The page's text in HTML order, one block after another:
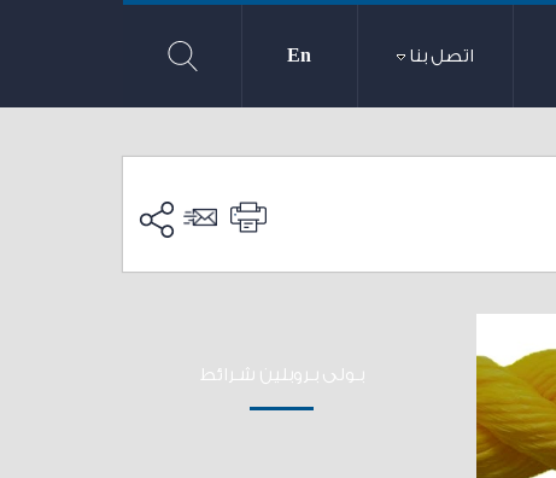
اتصل بنا En
بـولى بـروبلين شـرائط